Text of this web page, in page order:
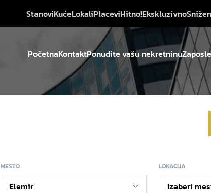
StanoviKućeLokaliPlaceviHitno!Ekskluzivno
PočetnaKontaktPonudite vašu nekretninu
MESTO LOKACIJA
Izaberi